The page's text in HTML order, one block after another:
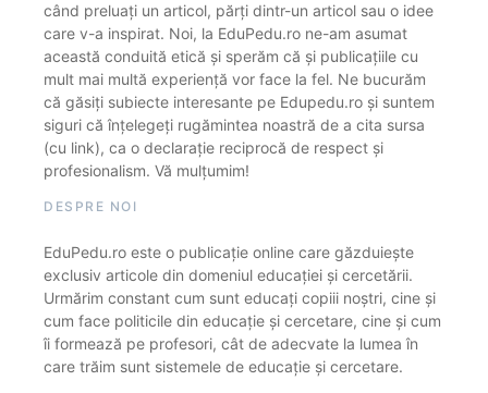
când preluați un articol, părți dintr-un articol sau o idee
care v-a inspirat. Noi, la EduPedu.ro ne-am asumat
această conduită etică și sperăm că și publicațiile cu
mult mai multă experiență vor face la fel. Ne bucurăm
că găsiți subiecte interesante pe Edupedu.ro și suntem
siguri că înțelegeți rugămintea noastră de a cita sursa
(cu link), ca o declarație reciprocă de respect și
profesionalism. Vă mulțumim!
DESPRE NOI
EduPedu.ro este o publicație online care găzduiește
exclusiv articole din domeniul educației și cercetării.
Urmărim constant cum sunt educați copiii noștri, cine și
cum face politicile din educație și cercetare, cine și cum
îi formează pe profesori, cât de adecvate la lumea în
care trăim sunt sistemele de educație și cercetare.